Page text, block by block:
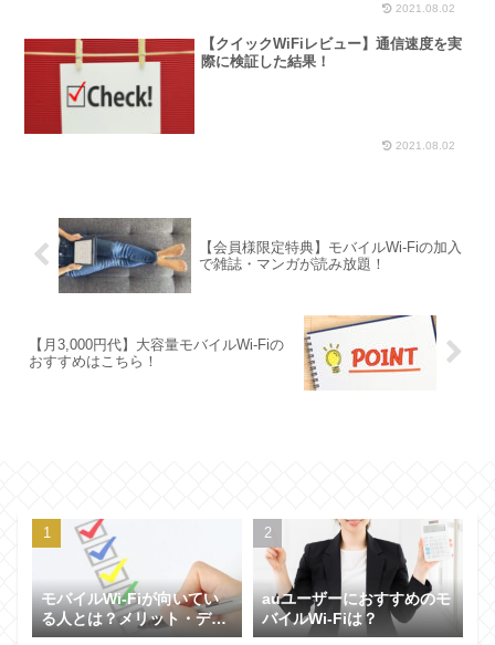
【クイックWiFiレビュー】通信速度を実
【会員様限定特典】モバイルWi-Fiの加入
【月3,000円代】大容量モバイルWi-Fiの
おすすめはこちら！
モバイルWi-Fiが向いてい
る人とは？メリット・デメ
auユーザーにおすすめのモ
バイルWi-Fiは？